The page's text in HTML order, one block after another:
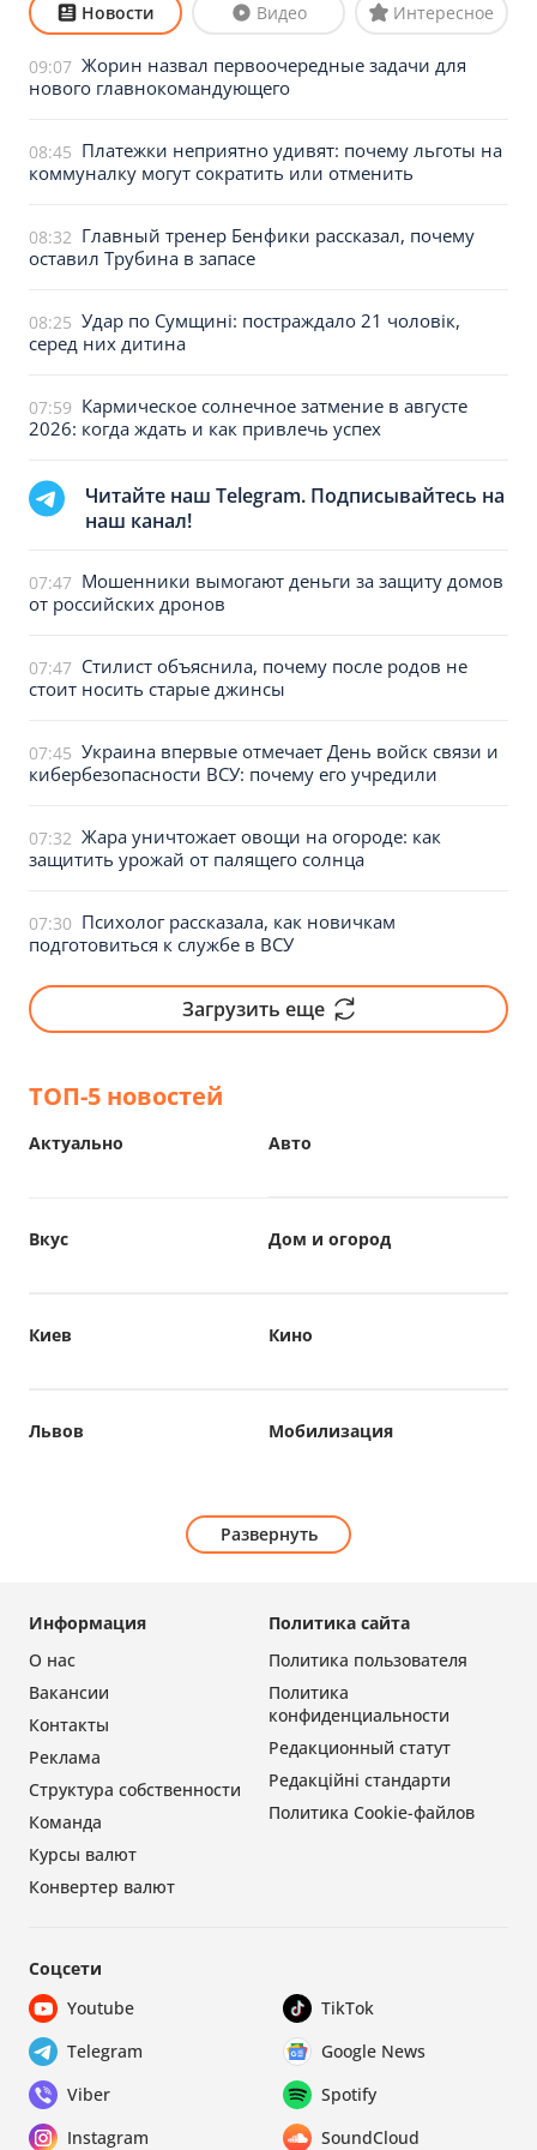
Новости Видео Интересное
09:07 Жорин назвал первоочередные задачи для
нового главнокомандующего
08:45 Платежки неприятно удивят: почему льготы на
коммуналку могут сократить или отменить
08:32 Главный тренер Бенфики рассказал, почему
оставил Трубина в запасе
08:25 Удар по Сумщині: постраждало 21 чоловік,
серед них дитина
07:59 Кармическое солнечное затмение в августе
2026: когда ждать и как привлечь успех
Читайте наш Telegram. Подписывайтесь на
наш канал!
07:47 Мошенники вымогают деньги за защиту домов
от российских дронов
07:47 Стилист объяснила, почему после родов не
стоит носить старые джинсы
07:45 Украина впервые отмечает День войск связи и
кибербезопасности ВСУ: почему его учредили
07:32 Жара уничтожает овощи на огороде: как
защитить урожай от палящего солнца
07:30 Психолог рассказала, как новичкам
подготовиться к службе в ВСУ
Загрузить еще
ТОП-5 новостей
Авто
Актуально
Вкус Дом и огород
Киев Кино
Львов Мобилизация
Развернуть
Политика сайта
Политика пользователя
Политика
конфиденциальности
Редакционный статут
Редакційні стандарти
Политика Cookie-файлов
Информация
О нас
Вакансии
Контакты
Реклама
Структура собственности
Команда
Курсы валют
Конвертер валют
Соцсети
Youtube
TikTok
Telegram
Google News
Viber
Spotify
Instagram
SoundCloud